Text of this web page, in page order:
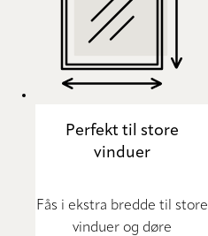
Perfekt til store
vinduer
Fås i ekstra bredde til store
vinduer og døre